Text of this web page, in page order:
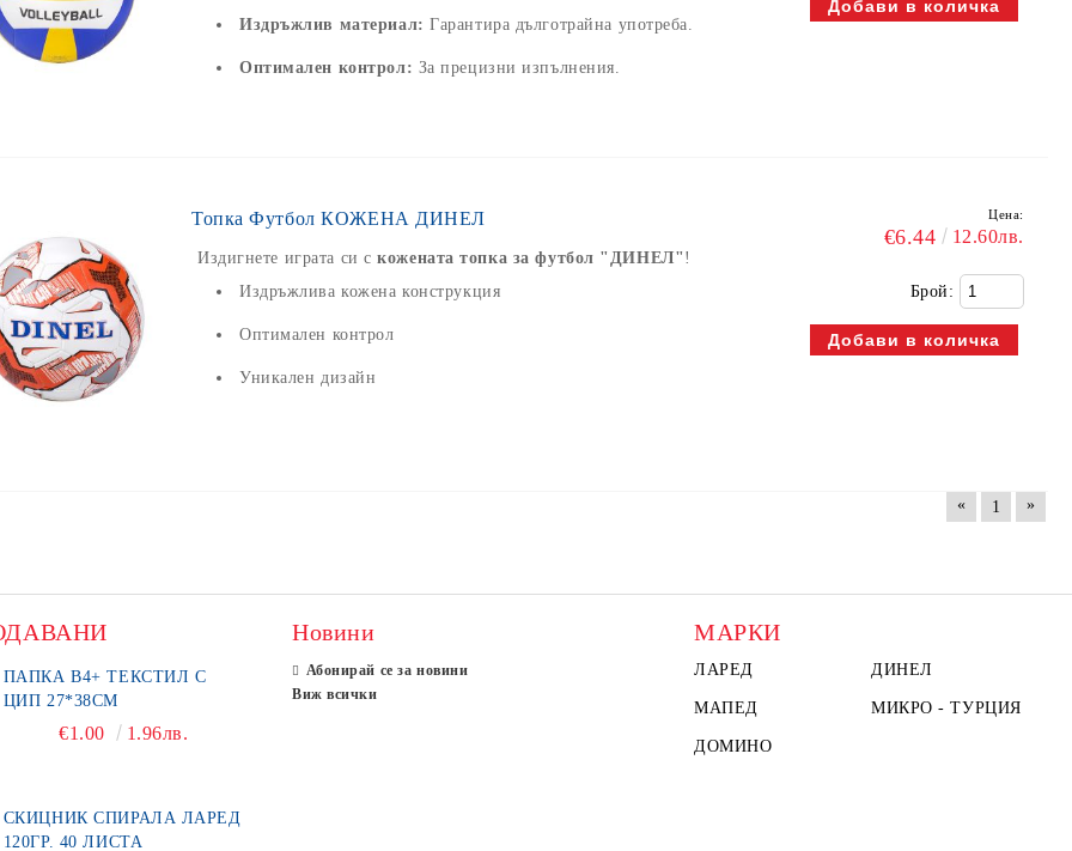
Издръжлив материал: Гарантира дълготрайна употреба.
Оптимален контрол: За прецизни изпълнения.
Топка Футбол КОЖЕНА ДИНЕЛ
Издигнете играта си скожената топка за футбол "ДИНЕЛ" !
Издръжлива кожена конструкция
Оптимален контрол
Уникален дизайн
Цена:
€6.44 12.60лв.
Брой:
« 1 »
ПАПКА В4+ ТЕКСТИЛ С
ЦИП 27*38СМ
€1.00 1.96лв.
СКИЦНИК СПИРАЛА ЛАРЕД
120ГР. 40 ЛИСТА
Новини
Абонирай се за новини
Виж всички
МАРКИ
ЛАРЕД ДИНЕЛ
МАПЕД МИКРО - ТУРЦИЯ
ДОМИНО